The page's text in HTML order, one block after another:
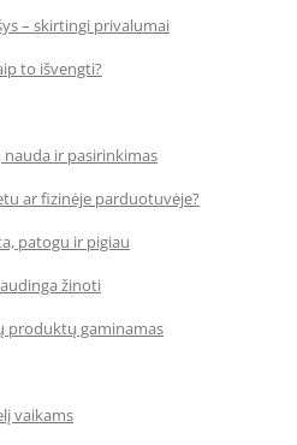
– skirtingi privalumai
to išvengti?
nauda ir pasirinkimas
ar fizinėje parduotuvėje?
patogu ir pigiau
žinoti
produktų gaminamas
vaikams